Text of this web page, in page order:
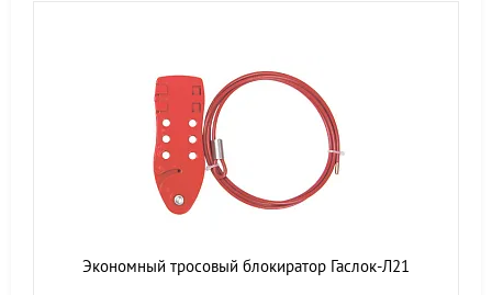
Экономный тросовый блокиратор Гаслок-Л21